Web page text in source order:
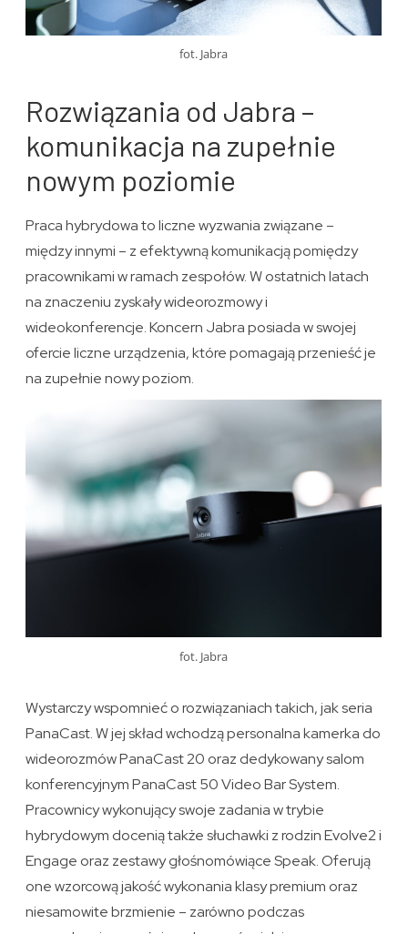
fot. Jabra
Rozwiązania od Jabra –
komunikacja na zupełnie
nowym poziomie
Praca hybrydowa to liczne wyzwania związane –
między innymi – z efektywną komunikacją pomiędzy
pracownikami w ramach zespołów. W ostatnich latach
na znaczeniu zyskały wideorozmowy i
wideokonferencje. Koncern Jabra posiada w swojej
ofercie liczne urządzenia, które pomagają przenieść je
na zupełnie nowy poziom.
fot. Jabra
Wystarczy wspomnieć o rozwiązaniach takich, jak seria
PanaCast. W jej skład wchodzą personalna kamerka do
wideorozmów PanaCast 20 oraz dedykowany salom
konferencyjnym PanaCast 50 Video Bar System.
Pracownicy wykonujący swoje zadania w trybie
hybrydowym docenią także słuchawki z rodzin Evolve2 i
Engage oraz zestawy głośnomówiące Speak. Oferują
one wzorcową jakość wykonania klasy premium oraz
niesamowite brzmienie – zarówno podczas